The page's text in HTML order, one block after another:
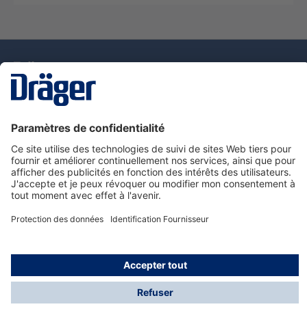
Nous contacter
Service de e-commande Dräger
Informations sur les produits
© Dräger France SAS, 2024
*Prix hors taxe. Frais de gestion et de livraison standard
offerts; Indépendamment de la valeur ou du volume de